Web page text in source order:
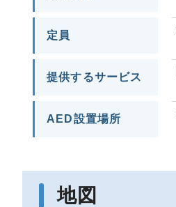
定員
提供するサービス
AED設置場所
地図